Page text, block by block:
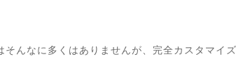
んなに多くはありませんが、完全カスタマイ